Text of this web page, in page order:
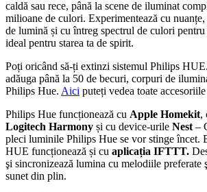
caldă sau rece, până la scene de iluminat
milioane de culori. Experimentează cu nuanțe,
de lumină și cu întreg spectrul de culori
ideal pentru starea ta de spirit.
Poți oricând să-ți extinzi sistemul Philips
adăuga până la 50 de becuri, corpuri de
Philips Hue. Aici puteți vedea toate
Philips Hue funcționează cu Apple Homekit,
Logitech Harmony și cu device-urile Nest –
pleci luminile Philips Hue se vor stinge încet.
HUE funcționează și cu aplicația IFTTT.
şi sincronizează lumina cu melodiile preferate
sunet din plin.